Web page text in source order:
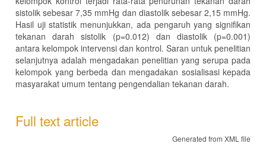
sistolik sebesar 7,35 mmHg dan diastolik sebesar 2,15 mmHg.
Hasil uji statistik menunjukkan, ada pengaruh yang signifikan
tekanan darah sistolik (p=0.012) dan diastolik (p=0.001)
antara kelompok intervensi dan kontrol. Saran untuk penelitian
selanjutnya adalah mengadakan penelitian yang serupa pada
kelompok yang berbeda dan mengadakan sosialisasi kepada
masyarakat umum tentang pengendalian tekanan darah.
Full text article
Generated from XML file